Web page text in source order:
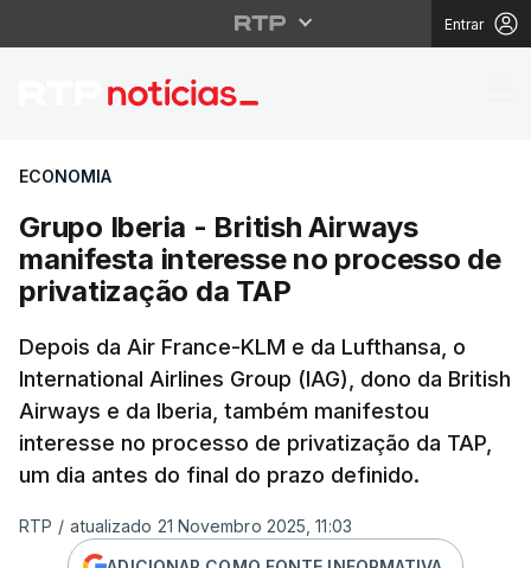
Entrar
Grupo Iberia - British
ECONOMIA
Grupo Iberia - British Airways
manifesta interesse no processo de
privatização da TAP
Depois da Air France-KLM e da Lufthansa, o
International Airlines Group (IAG), dono da British
Airways e da Iberia, também manifestou
interesse no processo de privatização da TAP,
um dia antes do final do prazo definido.
RTP / atualizado 21 Novembro 2025, 11:03